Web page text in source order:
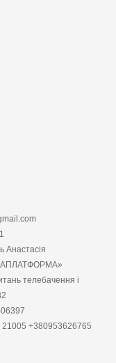
Анастасія
телебачення і
06397
21005 +380953626765